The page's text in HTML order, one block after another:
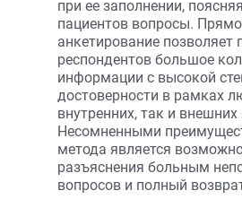
при ее заполнении,
пациентов вопросы.
анкетирование позволяет
респондентов большое
информации с высокой
достоверности в рамках
внутренних, так и
Несомненными
метода является
разъяснения больным
вопросов и полный